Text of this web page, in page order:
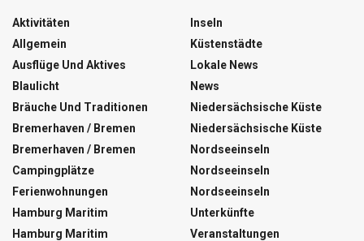
Aktivitäten
Allgemein
Ausflüge Und Aktives
Blaulicht
Bräuche Und Traditionen
Bremerhaven / Bremen
Bremerhaven / Bremen
Campingplätze
Ferienwohnungen
Hamburg Maritim
Hamburg Maritim
Inseln
Küstenstädte
Lokale News
News
Niedersächsische Küste
Niedersächsische Küste
Nordseeinseln
Nordseeinseln
Nordseeinseln
Unterkünfte
Veranstaltungen